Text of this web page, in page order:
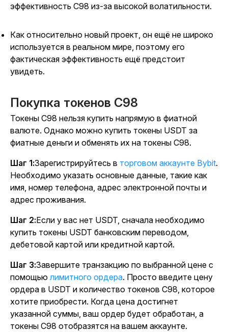
эффективность C98 из-за высокой волатильности.
Как относительно новый проект, он ещё не широко
используется в реальном мире, поэтому его
фактическая эффективность ещё предстоит
увидеть.
Покупка токенов C98
Токены C98 нельзя купить напрямую в фиатной
валюте. Однако можно купить токены USDT за
фиатные деньги и обменять их на токены C98.
Шаг 1:Зарегистрируйтесь в торговом аккаунте Bybit.
Необходимо указать основные данные, такие как
имя, номер телефона, адрес электронной почты и
адрес проживания.
Шаг 2:Если у вас нет USDT, сначала необходимо
купить токены USDT банковским переводом,
дебетовой картой или кредитной картой.
Шаг 3:Завершите транзакцию по выбранной цене с
помощьюлимитного ордера. Просто введите цену
ордера в USDT и количество токенов C98, которое
хотите приобрести. Когда цена достигнет
указанной суммы, ваш ордер будет обработан, а
токены C98 отобразятся на вашем аккаунте.